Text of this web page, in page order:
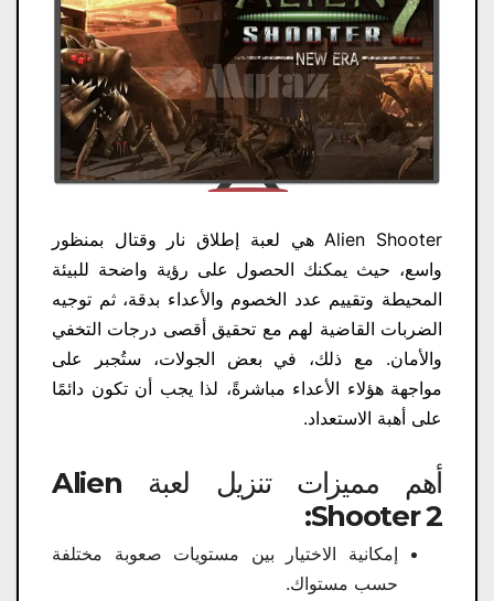
Alien Shooter هي لعبة إطلاق نار وقتال بمنظور
واسع، حيث يمكنك الحصول على رؤية واضحة للبيئة
المحيطة وتقييم عدد الخصوم والأعداء بدقة، ثم توجيه
الضربات القاضية لهم مع تحقيق أقصى درجات التخفي
والأمان. مع ذلك، في بعض الجولات، ستُجبر على
مواجهة هؤلاء الأعداء مباشرةً، لذا يجب أن تكون دائمًا
على أهبة الاستعداد.
أهم مميزات تنزيل لعبة Alien
Shooter 2:
إمكانية الاختيار بين مستويات صعوبة مختلفة
حسب مستواك.